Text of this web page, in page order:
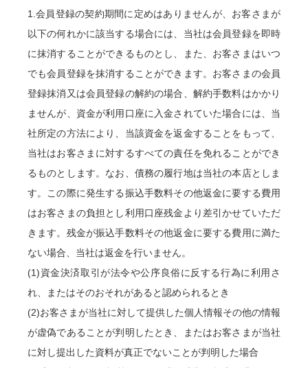
1.会員登録の契約期間に定めはありませんが、お客さまが
以下の何れかに該当する場合には、当社は会員登録を即時
に抹消することができるものとし、また、お客さまはいつ
でも会員登録を抹消することができます。お客さまの会員
登録抹消又は会員登録の解約の場合、解約手数料はかかり
ませんが、資金が利用口座に入金されていた場合には、当
社所定の方法により、当該資金を返金することをもって、
当社はお客さまに対するすべての責任を免れることができ
るものとします。なお、債務の履行地は当社の本店としま
す。この際に発生する振込手数料その他返金に要する費用
はお客さまの負担とし利用口座残金より差引かせていただ
きます。残金が振込手数料その他返金に要する費用に満た
ない場合、当社は返金を行いません。
(1)資金決済取引が法令や公序良俗に反する行為に利用さ
れ、またはそのおそれがあると認められるとき
(2)お客さまが当社に対して提供した個人情報その他の情報
が虚偽であることが判明したとき、またはお客さまが当社
に対し提出した資料が真正でないことが判明した場合